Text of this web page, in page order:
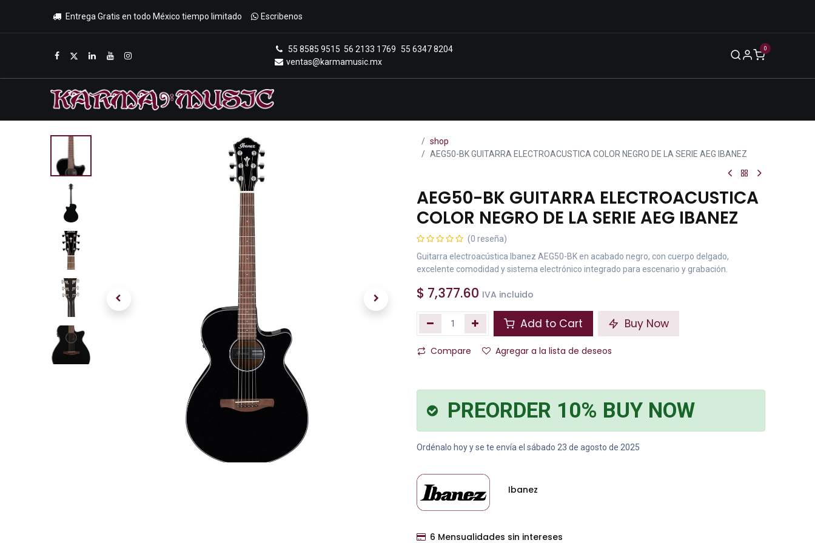
Entrega Gratis en todo México tiempo limitado Escribenos
55 8585 9515 56 2133 1769
55 6347 8204
ventas@karmamusic.mx
0
Inicio Tienda Promociones
shop
AEG50-BK GUITARRA ELECTROACUSTICA COLOR NEGRO DE LA SERIE AEG IBANEZ
AEG50-BK GUITARRA ELECTROACUSTICA
COLOR NEGRO DE LA SERIE AEG IBANEZ
(0 reseña)
Guitarra electroacústica Ibanez AEG50-BK en acabado negro, con cuerpo delgado,
excelente comodidad y sistema electrónico integrado para escenario y grabación.
$ 7,377.60 IVA incluido
Add to Cart Buy Now
Compare Agregar a la lista de deseos
PREORDER 10% BUY NOW
Ordénalo hoy y se te envía el sábado 23 de agosto de 2025
Ibanez
6 Mensualidades sin intereses